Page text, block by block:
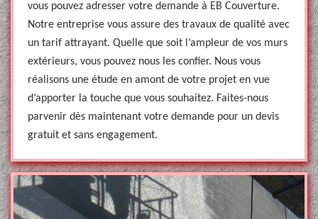
vous pouvez adresser votre demande à EB Couverture.
Notre entreprise vous assure des travaux de qualité avec
un tarif attrayant. Quelle que soit l’ampleur de vos murs
extérieurs, vous pouvez nous les confier. Nous vous
réalisons une étude en amont de votre projet en vue
d’apporter la touche que vous souhaitez. Faites-nous
parvenir dès maintenant votre demande pour un devis
gratuit et sans engagement.